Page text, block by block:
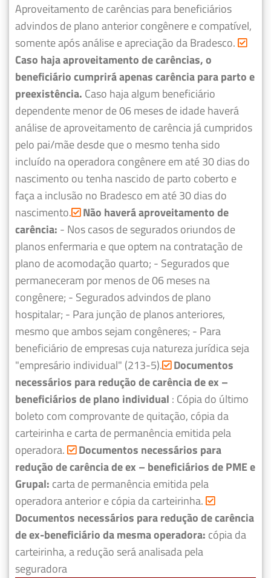
Aproveitamento de carências para beneficiários
advindos de plano anterior congênere e compatível,
somente após análise e apreciação da Bradesco.
Caso haja aproveitamento de carências, o
beneficiário cumprirá apenas carência para parto e
preexistência. Caso haja algum beneficiário
dependente menor de 06 meses de idade haverá
análise de aproveitamento de carência já cumpridos
pelo pai/mãe desde que o mesmo tenha sido
incluído na operadora congênere em até 30 dias do
nascimento ou tenha nascido de parto coberto e
faça a inclusão no Bradesco em até 30 dias do
nascimento. Não haverá aproveitamento de
carência: - Nos casos de segurados oriundos de
planos enfermaria e que optem na contratação de
plano de acomodação quarto; - Segurados que
permaneceram por menos de 06 meses na
congênere; - Segurados advindos de plano
hospitalar; - Para junção de planos anteriores,
mesmo que ambos sejam congêneres; - Para
beneficiário de empresas cuja natureza jurídica seja
"empresário individual" (213-5). Documentos
necessários para redução de carência de ex –
beneficiários de plano individual : Cópia do último
boleto com comprovante de quitação, cópia da
carteirinha e carta de permanência emitida pela
operadora.
Documentos necessários para
redução de carência de ex – beneficiários de PME e
Grupal: carta de permanência emitida pela
operadora anterior e cópia da carteirinha.
Documentos necessários para redução de carência
de ex-beneficiário da mesma operadora: cópia da
carteirinha, a redução será analisada pela
seguradora